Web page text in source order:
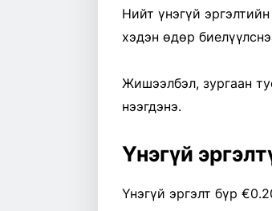
Нийт үнэгүй
хэдэн өдөр
Жишээлбэл, зургаан
нээгдэнэ.
Үнэгүй
Үнэгүй эргэлт бүр